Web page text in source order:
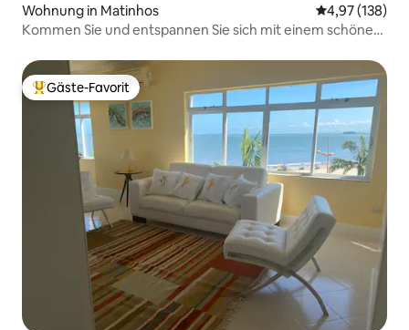
Wohnung in Matinhos
4,97 (138)
Kommen Sie und entspannen Sie sich mit einem schönen
Beliebter Gäste-Favorit.
Gäste-Favorit